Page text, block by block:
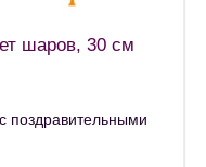
шаров, 30 см
поздравительными